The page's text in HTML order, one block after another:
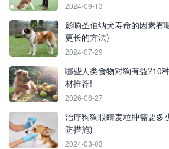
2024-09-13
影响圣伯纳犬寿命的因素有
更长的方法)
2024-07-29
哪些人类食物对狗有益?10
材推荐!
2026-06-27
治疗狗狗眼睛麦粒肿需要多
防措施)
2024-03-03